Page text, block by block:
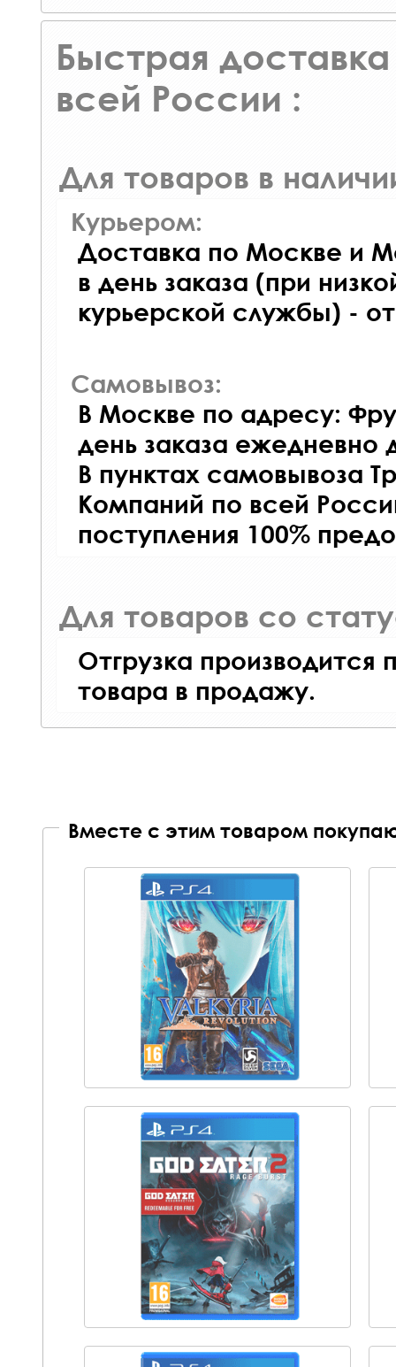
Быстрая доставка
всей России :
Для товаров в
Курьером:
Доставка по Москве и
в день заказа (при
курьерской службы) -
Самовывоз:
В Москве по адресу:
день заказа ежедневно
В пунктах самовывоза
Компаний по всей
поступления 100%
Для товаров со
Отгрузка производится
товара в продажу.
Вместе с этим товаром